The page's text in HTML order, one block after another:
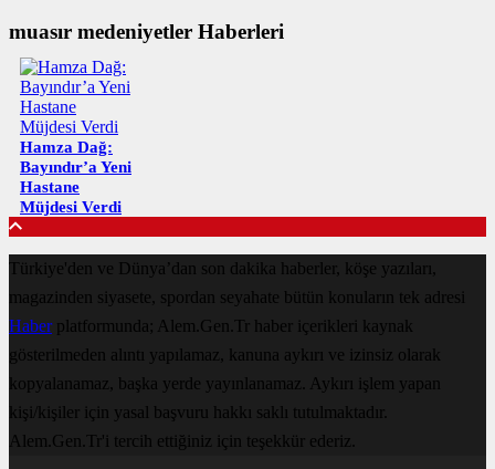
muasır medeniyetler Haberleri
Hamza Dağ:
Bayındır’a Yeni
Hastane
Müjdesi Verdi
Türkiye'den ve Dünya’dan son dakika haberler, köşe yazıları,
magazinden siyasete, spordan seyahate bütün konuların tek adresi
Haberplatformunda; Alem.Gen.Tr haber içerikleri kaynak
gösterilmeden alıntı yapılamaz, kanuna aykırı ve izinsiz olarak
kopyalanamaz, başka yerde yayınlanamaz. Aykırı işlem yapan
kişi/kişiler için yasal başvuru hakkı saklı tutulmaktadır.
Alem.Gen.Tr'i tercih ettiğiniz için teşekkür ederiz.